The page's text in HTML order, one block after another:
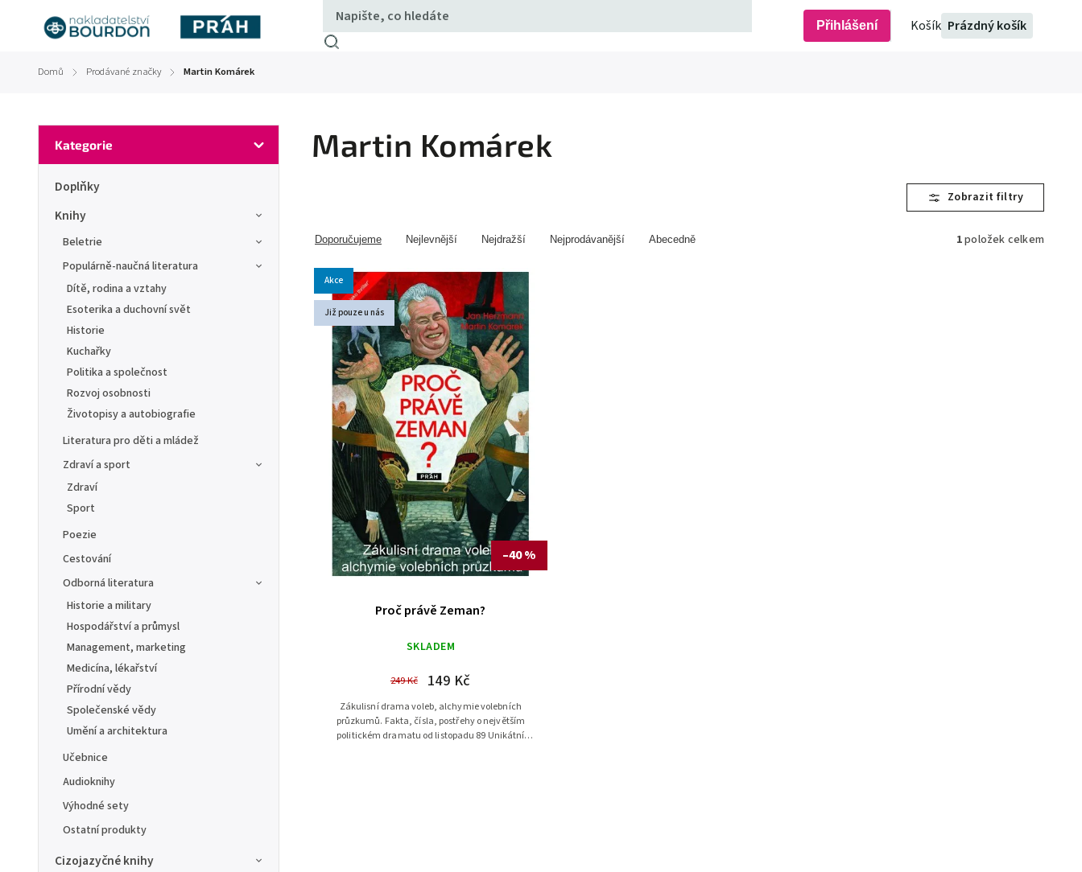
Prázdný košík
Přihlášení
Domů / Prodávané značky / Martin Komárek
Kategorie
Doplňky
Knihy
Beletrie
Populárně-naučná literatura
Dítě, rodina a vztahy
Esoterika a duchovní svět
Historie
Kuchařky
Politika a společnost
Rozvoj osobnosti
Životopisy a autobiografie
Literatura pro děti a mládež
Zdraví a sport
Zdraví
Sport
Poezie
Cestování
Odborná literatura
Historie a military
Hospodářství a průmysl
Management, marketing
Medicína, lékařství
Přírodní vědy
Společenské vědy
Umění a architektura
Učebnice
Audioknihy
Výhodné sety
Ostatní produkty
Cizojazyčné knihy
Martin Komárek
Doporučujeme Nejlevnější Nejdražší Nejprodávanější Abecedně 1položek celkem
Akce
Již pouze u nás
–40 %
Proč právě Zeman?
SKLADEM
249 Kč 149 Kč
Zákulisní drama voleb, alchymie volebních
průzkumů. Fakta, čísla, postřehy o největším
politickém dramatu od listopadu 89 Unikátní